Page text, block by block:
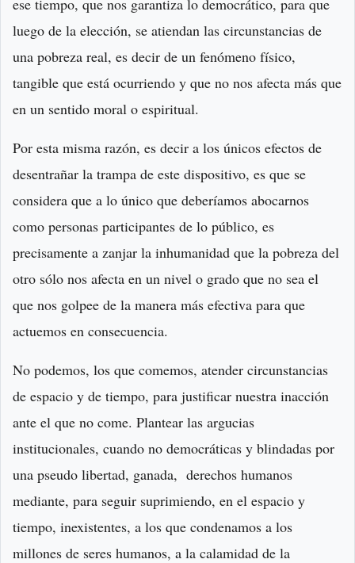
luego de la elección, se atiendan las circunstancias de
una pobreza real, es decir de un fenómeno físico,
tangible que está ocurriendo y que no nos afecta más que
en un sentido moral o espiritual.
Por esta misma razón, es decir a los únicos efectos de
desentrañar la trampa de este dispositivo, es que se
considera que a lo único que deberíamos abocarnos
como personas participantes de lo público, es
precisamente a zanjar la inhumanidad que la pobreza del
otro sólo nos afecta en un nivel o grado que no sea el
que nos golpee de la manera más efectiva para que
actuemos en consecuencia.
No podemos, los que comemos, atender circunstancias
de espacio y de tiempo, para justificar nuestra inacción
ante el que no come. Plantear las argucias
institucionales, cuando no democráticas y blindadas por
una pseudo libertad, ganada, derechos humanos
mediante, para seguir suprimiendo, en el espacio y
tiempo, inexistentes, a los que condenamos a los
millones de seres humanos, a la calamidad de la